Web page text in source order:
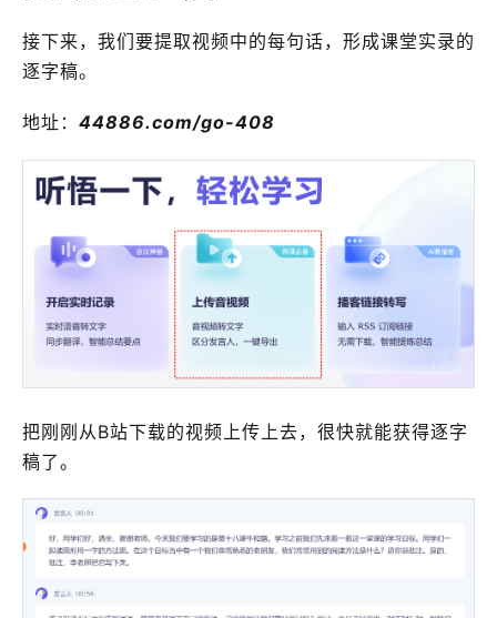
接下来，我们要提取视频中的每句话，形成课堂实录的
逐字稿。
地址： 44886.com/go-408
把刚刚从B站下载的视频上传上去，很快就能获得逐字
稿了。